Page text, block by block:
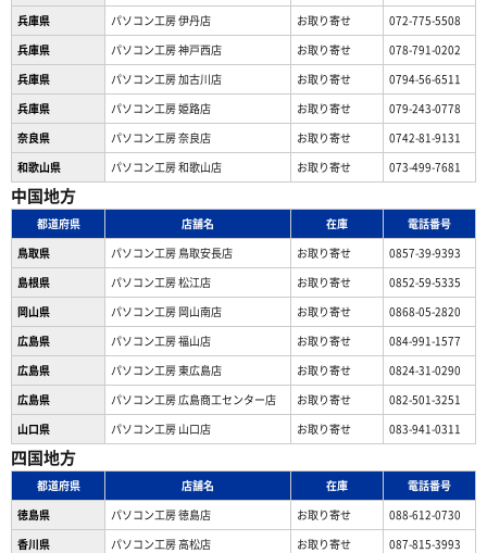
兵庫県
パソコン工房 伊丹店 お取り寄せ
072-775-5508
兵庫県
パソコン工房 神戸西店 お取り寄せ
078-791-0202
兵庫県
パソコン工房 加古川店 お取り寄せ
0794-56-6511
兵庫県
パソコン工房 姫路店 お取り寄せ
079-243-0778
奈良県
パソコン工房 奈良店 お取り寄せ
0742-81-9131
和歌山県
パソコン工房 和歌山店 お取り寄せ 073-499-7681
中国地方
都道府県 店舗名 在庫
電話番号
鳥取県
パソコン工房 鳥取安長店 お取り寄せ
0857-39-9393
島根県
パソコン工房 松江店 お取り寄せ
0852-59-5335
岡山県
パソコン工房 岡山南店 お取り寄せ
0868-05-2820
広島県
パソコン工房 福山店 お取り寄せ
084-991-1577
広島県
パソコン工房 東広島店 お取り寄せ
0824-31-0290
広島県
パソコン工房 広島商工センター店 お取り寄せ
082-501-3251
山口県
パソコン工房 山口店 お取り寄せ 083-941-0311
四国地方
都道府県 店舗名 在庫
電話番号
徳島県
パソコン工房 徳島店 お取り寄せ
088-612-0730
香川県
パソコン工房 高松店 お取り寄せ 087-815-3993